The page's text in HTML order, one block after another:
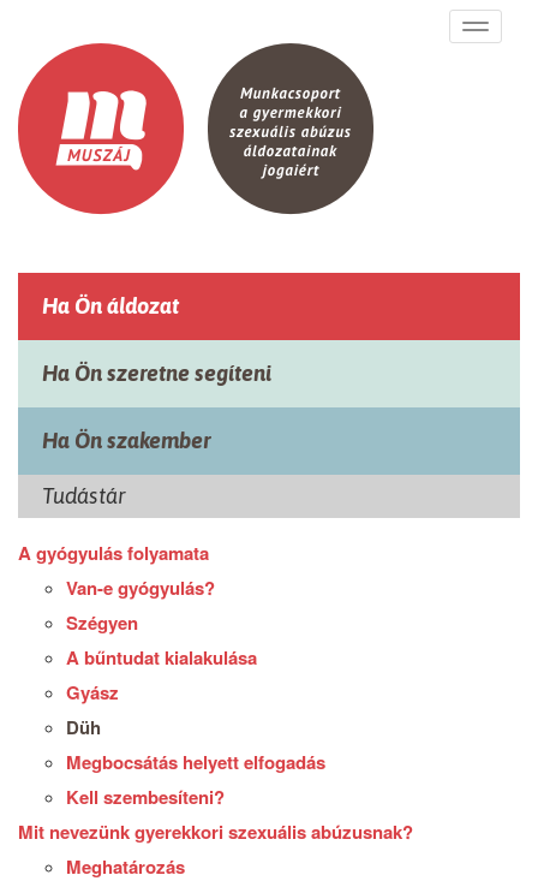
Toggle
Ha Ön áldozat
Ha Ön szeretne segíteni
Ha Ön szakember
Tudástár
A gyógyulás folyamata
Van-e gyógyulás?
Szégyen
A bűntudat kialakulása
Gyász
Düh
Megbocsátás helyett elfogadás
Kell szembesíteni?
Mit nevezünk gyerekkori szexuális abúzusnak?
Meghatározás